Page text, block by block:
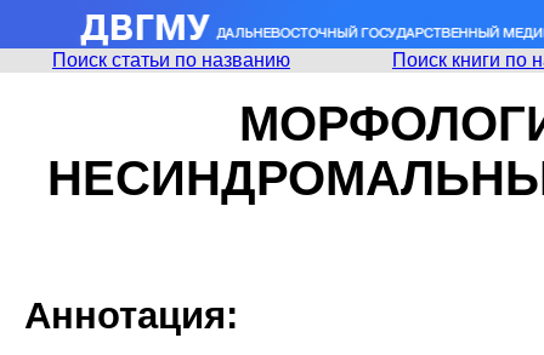
Поиск статьи по названию Поиск книги по
Аннотация: